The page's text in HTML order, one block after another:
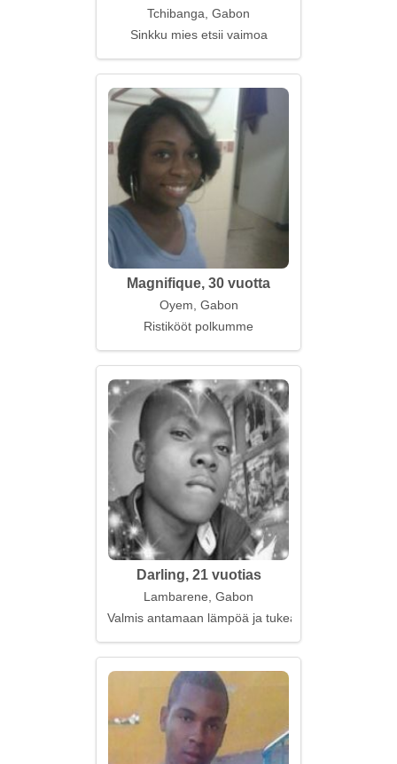
Tchibanga, Gabon
Sinkku mies etsii vaimoa
Magnifique, 30 vuotta
Oyem, Gabon
Ristikööt polkumme
Darling, 21 vuotias
Lambarene, Gabon
Valmis antamaan lämpöä ja tukea